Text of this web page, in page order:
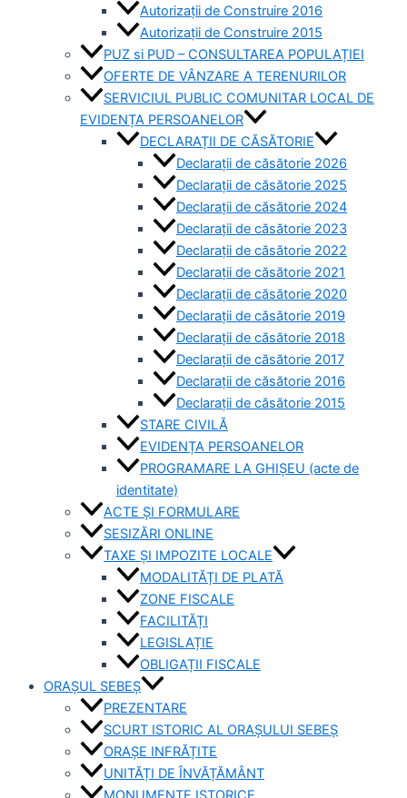
Autorizaţii de Construire 2016
Autorizaţii de Construire 2015
PUZ si PUD – CONSULTAREA POPULAȚIEI
OFERTE DE VÂNZARE A TERENURILOR
SERVICIUL PUBLIC COMUNITAR LOCAL DE
EVIDENȚA PERSOANELOR
DECLARAȚII DE CĂSĂTORIE
Declarații de căsătorie 2026
Declarații de căsătorie 2025
Declarații de căsătorie 2024
Declarații de căsătorie 2023
Declarații de căsătorie 2022
Declarații de căsătorie 2021
Declarații de căsătorie 2020
Declarații de căsătorie 2019
Declarații de căsătorie 2018
Declarații de căsătorie 2017
Declarații de căsătorie 2016
Declarații de căsătorie 2015
STARE CIVILĂ
EVIDENȚA PERSOANELOR
PROGRAMARE LA GHIȘEU (acte de
identitate)
ACTE ȘI FORMULARE
SESIZĂRI ONLINE
TAXE ȘI IMPOZITE LOCALE
MODALITĂȚI DE PLATĂ
ZONE FISCALE
FACILITĂȚI
LEGISLAȚIE
OBLIGAȚII FISCALE
ORAȘUL SEBEȘ
PREZENTARE
SCURT ISTORIC AL ORAȘULUI SEBEȘ
ORAȘE INFRĂȚITE
UNITĂȚI DE ÎNVĂȚĂMÂNT